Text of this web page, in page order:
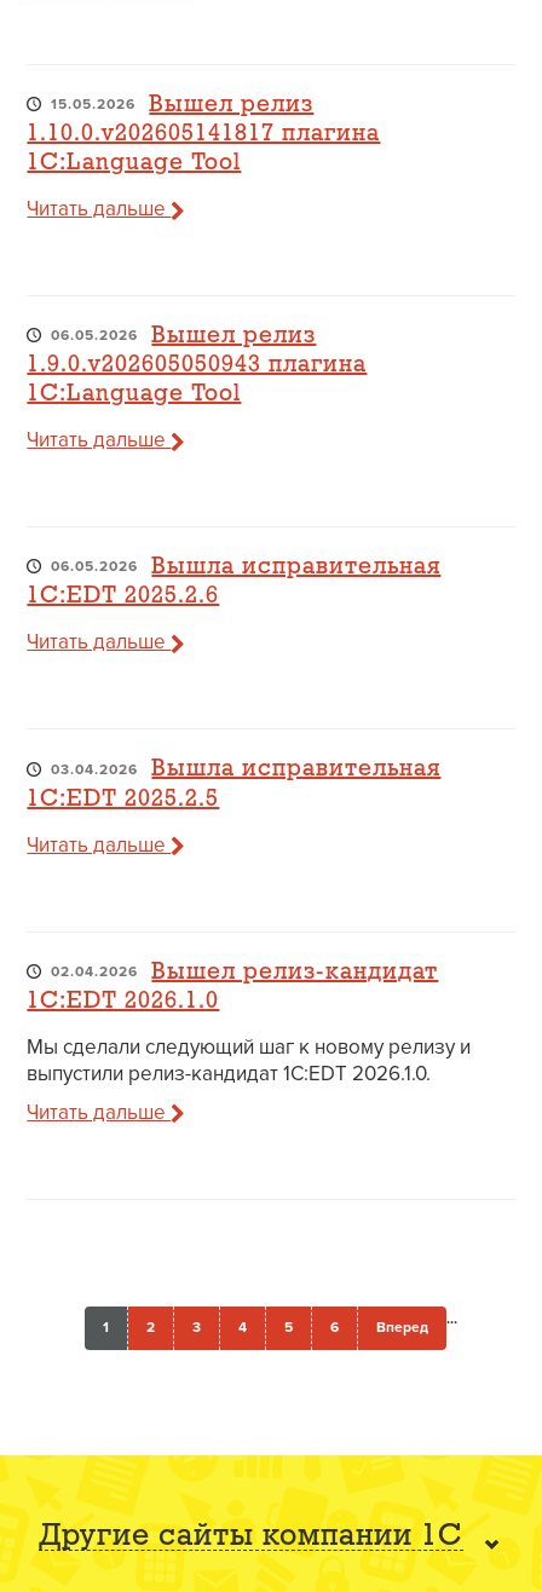
15.05.2026
Вышел релиз
1.10.0.v202605141817 плагина
1C:Language Tool
Читать дальше
06.05.2026
Вышел релиз
1.9.0.v202605050943 плагина
1C:Language Tool
Читать дальше
06.05.2026
Вышла исправительная
1C:EDT 2025.2.6
Читать дальше
03.04.2026
Вышла исправительная
1C:EDT 2025.2.5
Читать дальше
02.04.2026
Вышел релиз-кандидат
1C:EDT 2026.1.0
Мы сделали следующий шаг к новому релизу и
выпустили релиз-кандидат 1C:EDT 2026.1.0.
Читать дальше
1 2 3 4 5 6 ...
Вперед
Другие сайты компании 1С